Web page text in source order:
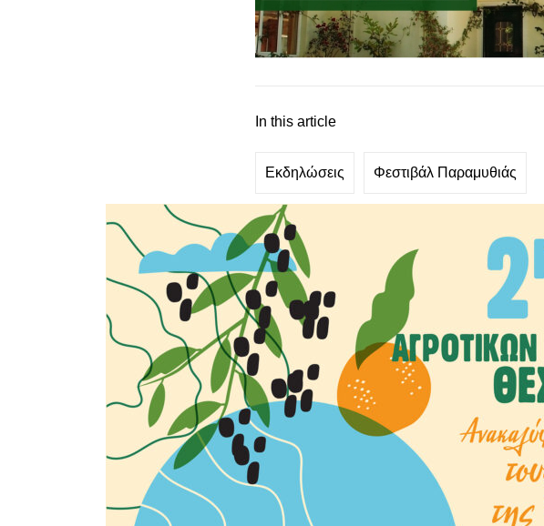
In this article
Εκδηλώσεις Φεστιβάλ Παραμυθιάς